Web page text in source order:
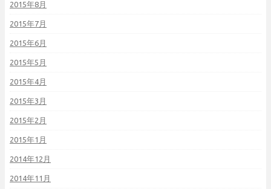
2015年8月
2015年7月
2015年6月
2015年5月
2015年4月
2015年3月
2015年2月
2015年1月
2014年12月
2014年11月